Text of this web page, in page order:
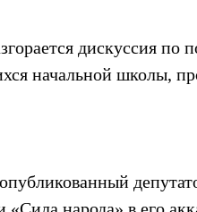
дискуссия по
начальной школы,